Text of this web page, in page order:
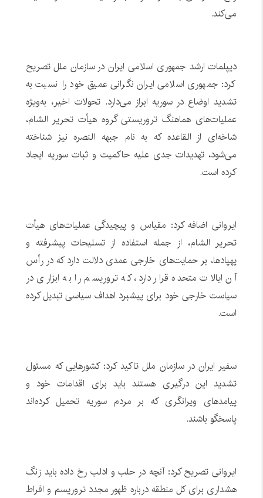
می‌کند.
دیپلمات ارشد جمهوری اسلامی ایران در سازمان ملل تصریح
کرد: جمهوری اسلامی ایران نگرانی عمیق خود را نسبت به
تشدید اوضاع در سوریه ابراز می‌دارد. تحولات اخیر، به‌ویژه
عملیات‌های هماهنگ تروریستی گروه هیأت تحریر الشام،
شاخه‌ای از القاعده که به نام جبهه النصره نیز شناخته
می‌شود، تهدیدات جدی علیه حاکمیت و ثبات سوریه ایجاد
کرده است.
ایروانی اضافه کرد: مقیاس و پیچیدگی عملیات‌های هیأت
تحریر الشام، از جمله استفاده از تسلیحات پیشرفته و
پهپادها، بر حمایت‌های خارجی عمدی دلالت دارد که در رأس
آن ایالات متحده قرار دارد، که تروریسم را به ابزاری در
سیاست خارجی خود برای پیشبرد اهداف سیاسی تبدیل کرده
است.
سفیر ایران در سازمان ملل تاکید کرد: کشورهایی که مسئول
تشدید این درگیری هستند باید برای اقدامات خود و
پیامدهای ویرانگری که بر مردم سوریه تحمیل کرده‌اند
پاسخگو باشند.
ایروانی تصریح کرد: آنچه در حلب و ادلب رخ داده باید زنگ
هشداری برای کل منطقه درباره ظهور مجدد تروریسم و افراط